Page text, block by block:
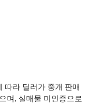
따라 딜러가 중개 판매
며, 실매물 미인증으로